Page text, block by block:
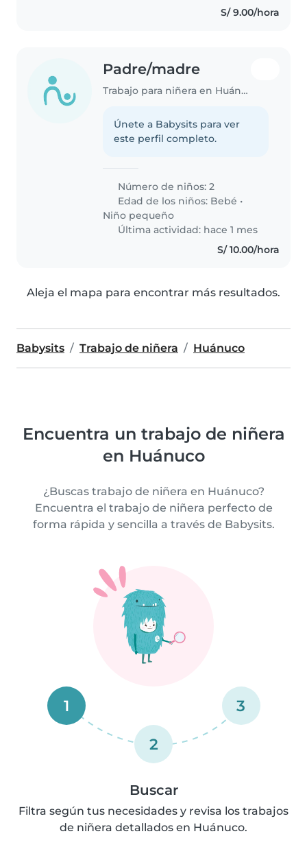
S/ 9.00/hora
Padre/madre
Trabajo para niñera en Huánuco
Únete a Babysits para ver
este perfil completo.
Número de niños: 2
Edad de los niños: Bebé •
Niño pequeño
Última actividad: hace 1 mes
S/ 10.00/hora
Aleja el mapa para encontrar más resultados.
Babysits Trabajo de niñera Huánuco
Encuentra un trabajo de niñera
en Huánuco
¿Buscas trabajo de niñera en Huánuco?
Encuentra el trabajo de niñera perfecto de
forma rápida y sencilla a través de Babysits.
1
2
3
Buscar
Filtra según tus necesidades y revisa los trabajos
de niñera detallados en Huánuco.